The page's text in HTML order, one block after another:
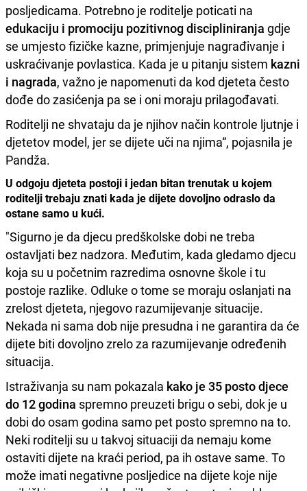
posljedicama. Potrebno je roditelje poticati na
edukaciju i promociju pozitivnog discipliniranja gdje
se umjesto fizičke kazne, primjenjuje nagrađivanje i
uskraćivanje povlastica. Kada je u pitanju sistem kazni
i nagrada, važno je napomenuti da kod djeteta često
dođe do zasićenja pa se i oni moraju prilagođavati.
Roditelji ne shvataju da je njihov način kontrole ljutnje i
djetetov model, jer se dijete uči na njima“, pojasnila je
Pandža.
U odgoju djeteta postoji i jedan bitan trenutak u kojem
roditelji trebaju znati kada je dijete dovoljno odraslo da
ostane samo u kući.
"Sigurno je da djecu predškolske dobi ne treba
ostavljati bez nadzora. Međutim, kada gledamo djecu
koja su u početnim razredima osnovne škole i tu
postoje razlike. Odluke o tome se moraju oslanjati na
zrelost djeteta, njegovo razumijevanje situacije.
Nekada ni sama dob nije presudna i ne garantira da će
dijete biti dovoljno zrelo za razumijevanje određenih
situacija.
Istraživanja su nam pokazala kako je 35 posto djece
do 12 godina spremno preuzeti brigu o sebi, dok je u
dobi do osam godina samo pet posto spremno na to.
Neki roditelji su u takvoj situaciji da nemaju kome
ostaviti dijete na kraći period, pa ih ostave same. To
može imati negativne posljedice na dijete koje nije